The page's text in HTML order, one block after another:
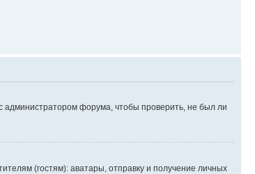
администратором форума, чтобы проверить, не был ли
(гостям): аватары, отправку и получение личных